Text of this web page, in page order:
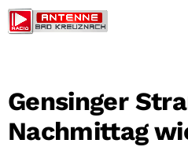
Gensinger
Nachmittag